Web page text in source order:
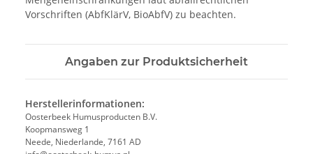
Vorschriften (AbfKlärV, BioAbfV) zu beachten.
Angaben zur Produktsicherheit
Herstellerinformationen:
Oosterbeek Humusproducten B.V.
Koopmansweg 1
Neede, Niederlande, 7161 AD